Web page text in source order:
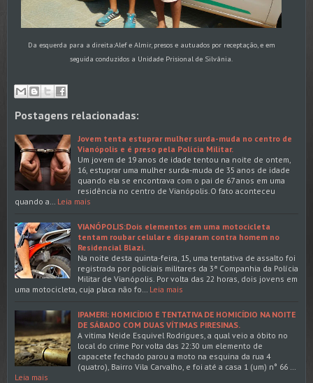
Da esquerda para a direita:Alef e Almir, presos e autuados por receptação, e em
seguida conduzidos a Unidade Prisional de Silvânia.
Postagens relacionadas:
Jovem tenta estuprar mulher surda-muda no centro de
Vianópolis e é preso pela Polícia Militar.
Um jovem de 19 anos de idade tentou na noite de ontem,
16, estuprar uma mulher surda-muda de 35 anos de idade
quando ela se encontrava com o pai de 67 anos em uma
residência no centro de Vianópolis.O fato aconteceu
quando a… Leia mais
VIANÓPOLIS:Dois elementos em uma motocicleta
tentam roubar celular e disparam contra homem no
Residencial Blazi.
Na noite desta quinta-feira, 15, uma tentativa de assalto foi
registrada por policiais militares da 3ª Companhia da Polícia
Militar de Vianópolis. Por volta das 22 horas, dois jovens em
uma motocicleta, cuja placa não fo… Leia mais
IPAMERI: HOMICÍDIO E TENTATIVA DE HOMICÍDIO NA NOITE
DE SÁBADO COM DUAS VÍTIMAS PIRESINAS.
A vitima Neide Esquivel Rodrigues, a qual veio a óbito no
local do crime Por volta das 22:30 um elemento de
capacete fechado parou a moto na esquina da rua 4
(quatro), Bairro Vila Carvalho, e foi até a casa 1 (um) n° 66 …
Leia mais